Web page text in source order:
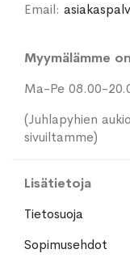
Email:
Myymälämme
Ma-Pe 08.00-
(Juhlapyhien
sivuiltamme)
Lisätietoja
Tietosuoja
Sopimusehdot